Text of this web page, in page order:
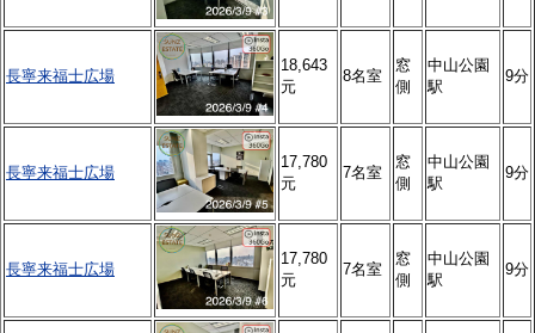
長寧来福士広場
18,643
元
8名室
窓
側
中山公園
駅
9分
長寧来福士広場
17,780
元
7名室
窓
側
中山公園
駅
9分
長寧来福士広場
17,780
元
7名室
窓
側
中山公園
駅
9分